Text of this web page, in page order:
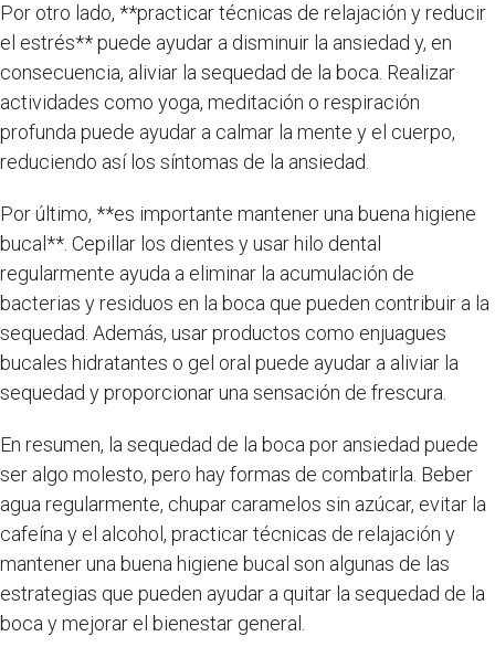
Por otro lado, **practicar técnicas de relajación y reducir
el estrés** puede ayudar a disminuir la ansiedad y, en
consecuencia, aliviar la sequedad de la boca. Realizar
actividades como yoga, meditación o respiración
profunda puede ayudar a calmar la mente y el cuerpo,
reduciendo así los síntomas de la ansiedad.
Por último, **es importante mantener una buena higiene
bucal**. Cepillar los dientes y usar hilo dental
regularmente ayuda a eliminar la acumulación de
bacterias y residuos en la boca que pueden contribuir a la
sequedad. Además, usar productos como enjuagues
bucales hidratantes o gel oral puede ayudar a aliviar la
sequedad y proporcionar una sensación de frescura.
En resumen, la sequedad de la boca por ansiedad puede
ser algo molesto, pero hay formas de combatirla. Beber
agua regularmente, chupar caramelos sin azúcar, evitar la
cafeína y el alcohol, practicar técnicas de relajación y
mantener una buena higiene bucal son algunas de las
estrategias que pueden ayudar a quitar la sequedad de la
boca y mejorar el bienestar general.